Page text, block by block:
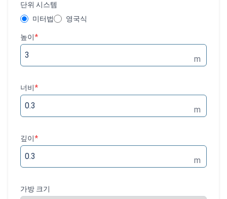
단위 시스템
미터법
영국식
높이*
m
너비*
m
깊이*
m
가방 크기